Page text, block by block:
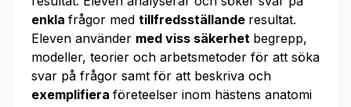
enkla frågor med tillfredsställande resultat.
Eleven använder med viss säkerhet begrepp,
modeller, teorier och arbetsmetoder för att söka
svar på frågor samt för att beskriva och
exemplifiera företeelser inom hästens anatomi